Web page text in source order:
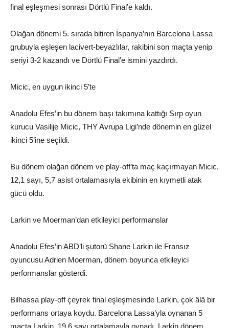
final eşleşmesi sonrası Dörtlü Final’e kaldı.
Olağan dönemi 5. sırada bitiren İspanya’nın Barcelona Lassa
grubuyla eşleşen lacivert-beyazlılar, rakibini son maçta yenip
seriyi 3-2 kazandı ve Dörtlü Final’e ismini yazdırdı.
Micic, en uygun ikinci 5’te
Anadolu Efes’in bu dönem başı takımına kattığı Sırp oyun
kurucu Vasilije Micic, THY Avrupa Ligi’nde dönemin en güzel
ikinci 5’ine seçildi.
Bu dönem olağan dönem ve play-off’ta maç kaçırmayan Micic,
12,1 sayı, 5,7 asist ortalamasıyla ekibinin en kıymetli atak
gücü oldu.
Larkin ve Moerman’dan etkileyici performanslar
Anadolu Efes’in ABD’li şutorü Shane Larkin ile Fransız
oyuncusu Adrien Moerman, dönem boyunca etkileyici
performanslar gösterdi.
Bilhassa play-off çeyrek final eşleşmesinde Larkin, çok âlâ bir
performans ortaya koydu. Barcelona Lassa’yla oynanan 5